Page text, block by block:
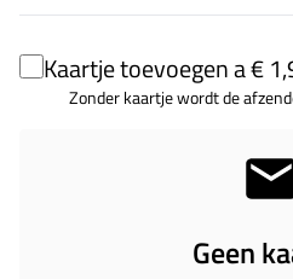
Kaartje toevoegen a €
Zonder kaartje wordt de
Geen